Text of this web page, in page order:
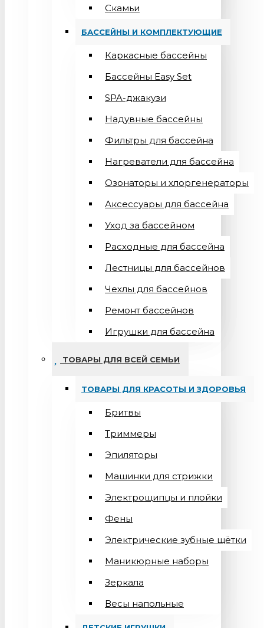
Скамьи
БАССЕЙНЫ И КОМПЛЕКТУЮЩИЕ
Каркасные бассейны
Бассейны Easy Set
SPA-джакузи
Надувные бассейны
Фильтры для бассейна
Нагреватели для бассейна
Озонаторы и хлоргенераторы
Аксессуары для бассейна
Уход за бассейном
Расходные для бассейна
Лестницы для бассейнов
Чехлы для бассейнов
Ремонт бассейнов
Игрушки для бассейна
ТОВАРЫ ДЛЯ ВСЕЙ СЕМЬИ
ТОВАРЫ ДЛЯ КРАСОТЫ И ЗДОРОВЬЯ
Бритвы
Триммеры
Эпиляторы
Машинки для стрижки
Электрощипцы и плойки
Фены
Электрические зубные щётки
Маникюрные наборы
Зеркала
Весы напольные